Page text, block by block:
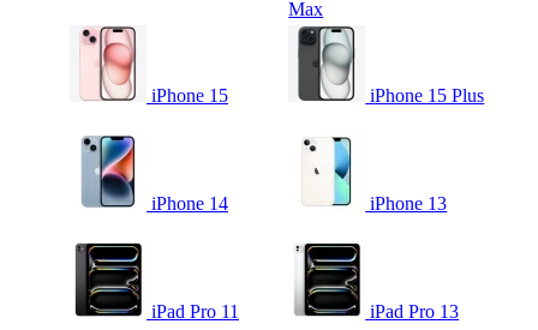
Max
iPhone 15 iPhone 15 Plus
iPhone 14 iPhone 13
iPad Pro 11 iPad Pro 13